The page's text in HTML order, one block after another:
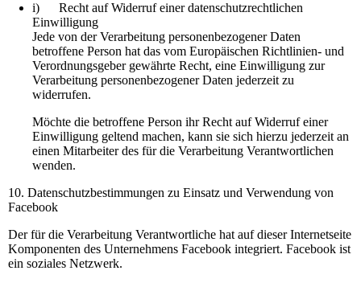
i) Recht auf Widerruf einer datenschutzrechtlichen
Einwilligung
Jede von der Verarbeitung personenbezogener Daten
betroffene Person hat das vom Europäischen Richtlinien- und
Verordnungsgeber gewährte Recht, eine Einwilligung zur
Verarbeitung personenbezogener Daten jederzeit zu
widerrufen.
Möchte die betroffene Person ihr Recht auf Widerruf einer
Einwilligung geltend machen, kann sie sich hierzu jederzeit an
einen Mitarbeiter des für die Verarbeitung Verantwortlichen
wenden.
10. Datenschutzbestimmungen zu Einsatz und Verwendung von
Facebook
Der für die Verarbeitung Verantwortliche hat auf dieser Internetseite
Komponenten des Unternehmens Facebook integriert. Facebook ist
ein soziales Netzwerk.